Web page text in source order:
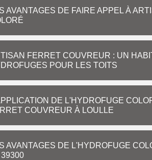
AVANTAGES DE FAIRE APPEL À
FERRET COUVREUR : UN
POUR LES TOITS
DE L'HYDROFUGE
COUVREUR À LOULLE
AVANTAGES DE L'HYDROFUGE
39300